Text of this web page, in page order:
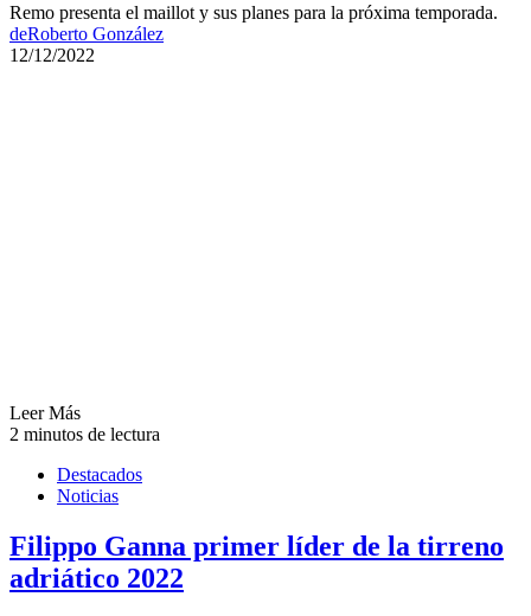
Remo presenta el maillot y sus planes para la próxima temporada.
deRoberto González
12/12/2022
Leer Más
2 minutos de lectura
Destacados
Noticias
Filippo Ganna primer líder de la tirreno
adriático 2022